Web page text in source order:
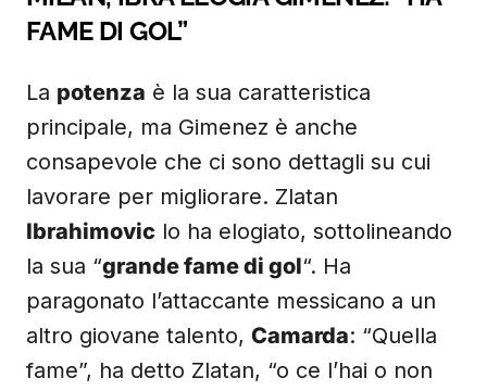
FAME DI GOL”
La potenza è la sua caratteristica
principale, ma Gimenez è anche
consapevole che ci sono dettagli su cui
lavorare per migliorare. Zlatan
Ibrahimovic lo ha elogiato, sottolineando
la sua “grande fame di gol“. Ha
paragonato l’attaccante messicano a un
altro giovane talento, Camarda: “Quella
fame”, ha detto Zlatan, “o ce l’hai o non